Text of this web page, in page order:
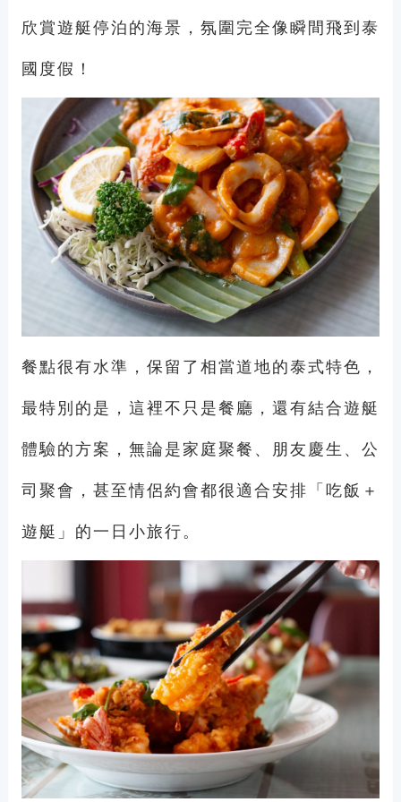
欣賞遊艇停泊的海景，氛圍完全像瞬間飛到泰
國度假！
餐點很有水準，保留了相當道地的泰式特色，
最特別的是，這裡不只是餐廳，還有結合遊艇
體驗的方案，無論是家庭聚餐、朋友慶生、公
司聚會，甚至情侶約會都很適合安排「吃飯＋
遊艇」的一日小旅行。